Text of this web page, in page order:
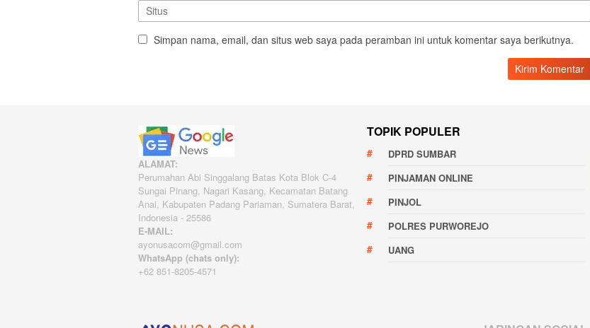
Simpan nama, email, dan situs web saya pada peramban ini untuk komentar saya berikutnya.
ALAMAT:
Perumahan Abi Singgalang Batas Kota Blok C-4
Sungai Pinang, Nagari Kasang, Kecamatan Batang
Anai, Kabupaten Padang Pariaman, Sumatera Barat,
Indonesia - 25586
E-MAIL:
ayonusacom@gmail.com
WhatsApp (chats only):
+62 851-8205-4571
TOPIK POPULER
DPRD SUMBAR
PINJAMAN ONLINE
PINJOL
POLRES PURWOREJO
UANG